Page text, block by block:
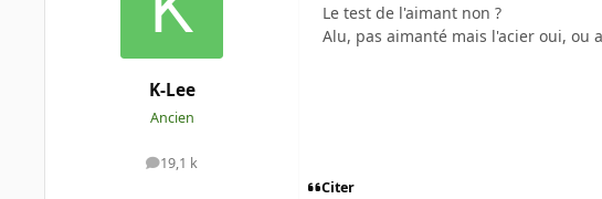
K-Lee
Ancien
19,1 k
messages
Le test de l'aimant non ?
Alu, pas aimanté mais l'acier oui,
Citer